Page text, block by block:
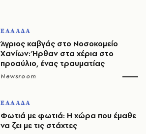
ΕΛΛΑΔΑ
Άγριος καβγάς στο Νοσοκομείο
Χανίων: Ήρθαν στα χέρια στο
προαύλιο, ένας τραυματίας
Newsroom
ΕΛΛΑΔΑ
Φωτιά με φωτιά: Η χώρα που έμαθε
να ζει με τις στάχτες